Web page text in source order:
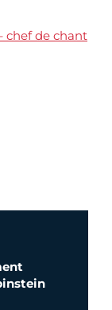
chef de chant